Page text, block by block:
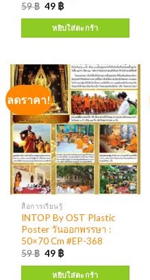
ลดราคา!
สื่อการเรียนรู้
INTOP By OST Plastic
Poster วันออกพรรษา :
50×70 Cm #EP-368
59฿ 49 ฿
หยิบใส่ตะกร้า
59฿ 49 ฿
หยิบใส่ตะกร้า